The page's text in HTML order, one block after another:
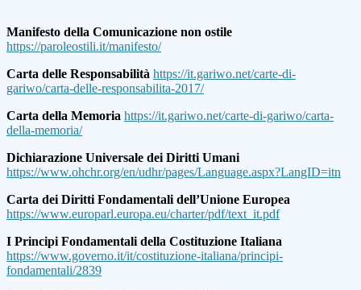
Manifesto della Comunicazione non ostile
https://paroleostili.it/manifesto/
Carta delle Responsabilità https://it.gariwo.net/carte-di-
gariwo/carta-delle-responsabilita-2017/
Carta della Memoria https://it.gariwo.net/carte-di-gariwo/carta-
della-memoria/
Dichiarazione Universale dei Diritti Umani
https://www.ohchr.org/en/udhr/pages/Language.aspx?LangID=itn
Carta dei Diritti Fondamentali dell’Unione Europea
https://www.europarl.europa.eu/charter/pdf/text_it.pdf
I Principi Fondamentali della Costituzione Italiana
https://www.governo.it/it/costituzione-italiana/principi-
fondamentali/2839